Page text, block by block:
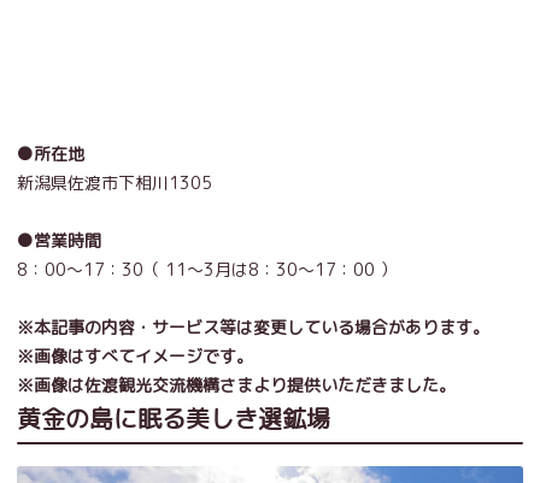
●所在地
新潟県佐渡市下相川1305
●営業時間
8：00～17：30（ 11～3月は8：30～17：00 ）
※本記事の内容・サービス等は変更している場合があります。
※画像はすべてイメージです。
※画像は佐渡観光交流機構さまより提供いただきました。
黄金の島に眠る美しき選鉱場